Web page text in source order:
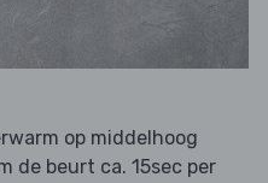
op middelhoog
de beurt ca. 15sec per